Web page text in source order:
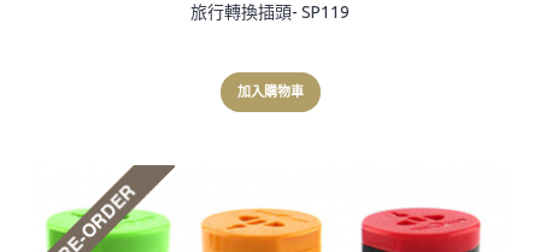
旅行轉換插頭- SP119
加入購物車